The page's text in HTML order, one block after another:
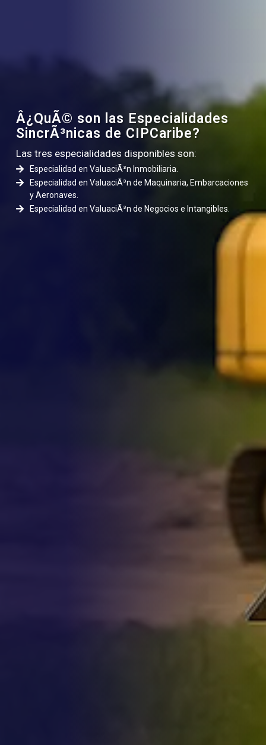
Â¿QuÃ© son las Especialidades
SincrÃ³nicas de CIPCaribe?
Las tres especialidades disponibles son:
Especialidad en ValuaciÃ³n Inmobiliaria.
Especialidad en ValuaciÃ³n de Maquinaria, Embarcaciones
y Aeronaves.
Especialidad en ValuaciÃ³n de Negocios e Intangibles.